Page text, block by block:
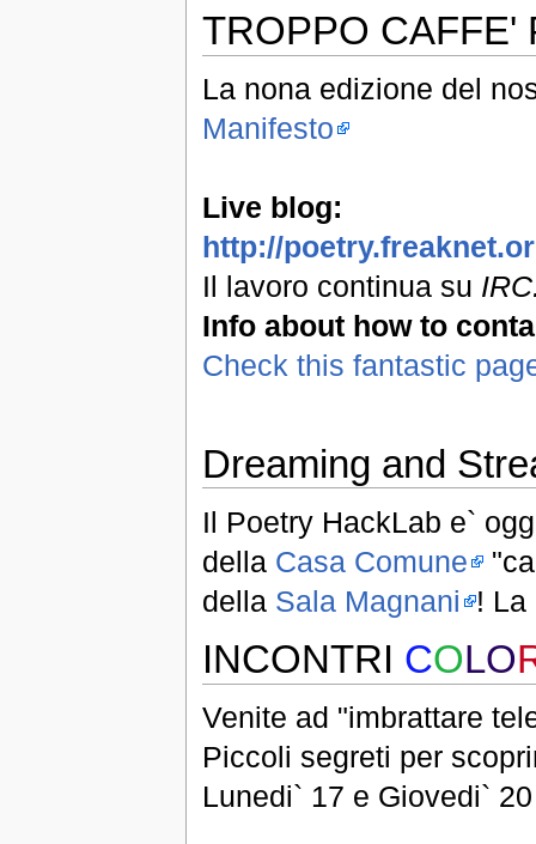
TROPPO CAFFE'
La nona edizione del
Manifesto
Live blog:
http://
Il lavoro continua su
Info about how to
Check this fantastic
Dreaming and
Il Poetry HackLab e`
della Casa Comune
della Sala Magnani ! La
INCONTRI COLO
Venite ad "imbrattare
Piccoli segreti per
Lunedi` 17 e Giovedi`